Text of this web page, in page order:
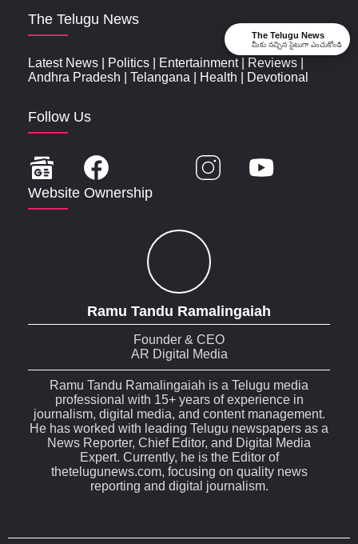
The Telugu News
Latest News Politics Entertainment| Reviews
Andhra Pradesh
Telangana Health Devotional
Follow Us
Website Ownership
Ramu Tandu Ramalingaiah
Founder & CEO
AR Digital Media
Ramu Tandu Ramalingaiah is a Telugu media
professional with 15+ years of experience in
journalism, digital media, and content management.
He has worked with leading Telugu newspapers as a
News Reporter, Chief Editor, and Digital Media
Expert. Currently, he is the Editor of
thetelugunews.com, focusing on quality news
reporting and digital journalism.
The Telugu News
మీకు నచ్చిన సైటుగా ఎంచుకోండి